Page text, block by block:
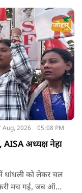
Aug, 2026 05:08 PM
AISA अध्यक्ष नेहा
धांधली को लेकर चल
मच गई, जब ऑल